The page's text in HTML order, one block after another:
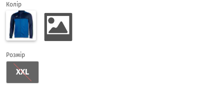
Колір
Розмір
XXL